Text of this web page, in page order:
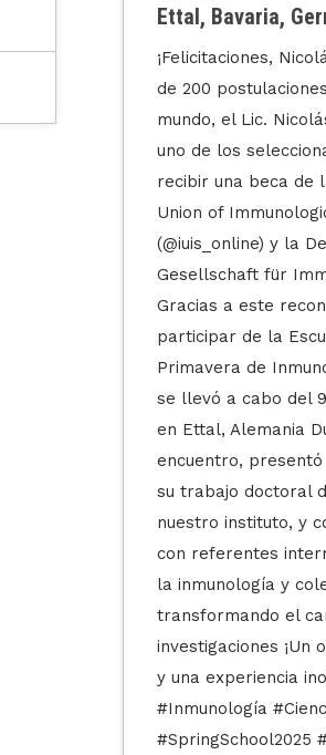
Ettal, Bavaria,
¡Felicitaciones,
de 200
mundo, el Lic.
uno de los
recibir una beca de
Union of
(@iuis_online) y la
Gesellschaft für
Gracias a este
participar de la
Primavera de
se llevó a cabo del
en Ettal, Alemania
encuentro,
su trabajo doctoral
nuestro instituto, y
con referentes
la inmunología y
transformando el
investigaciones ¡Un
y una experiencia
#Inmunología
#SpringSchool2025